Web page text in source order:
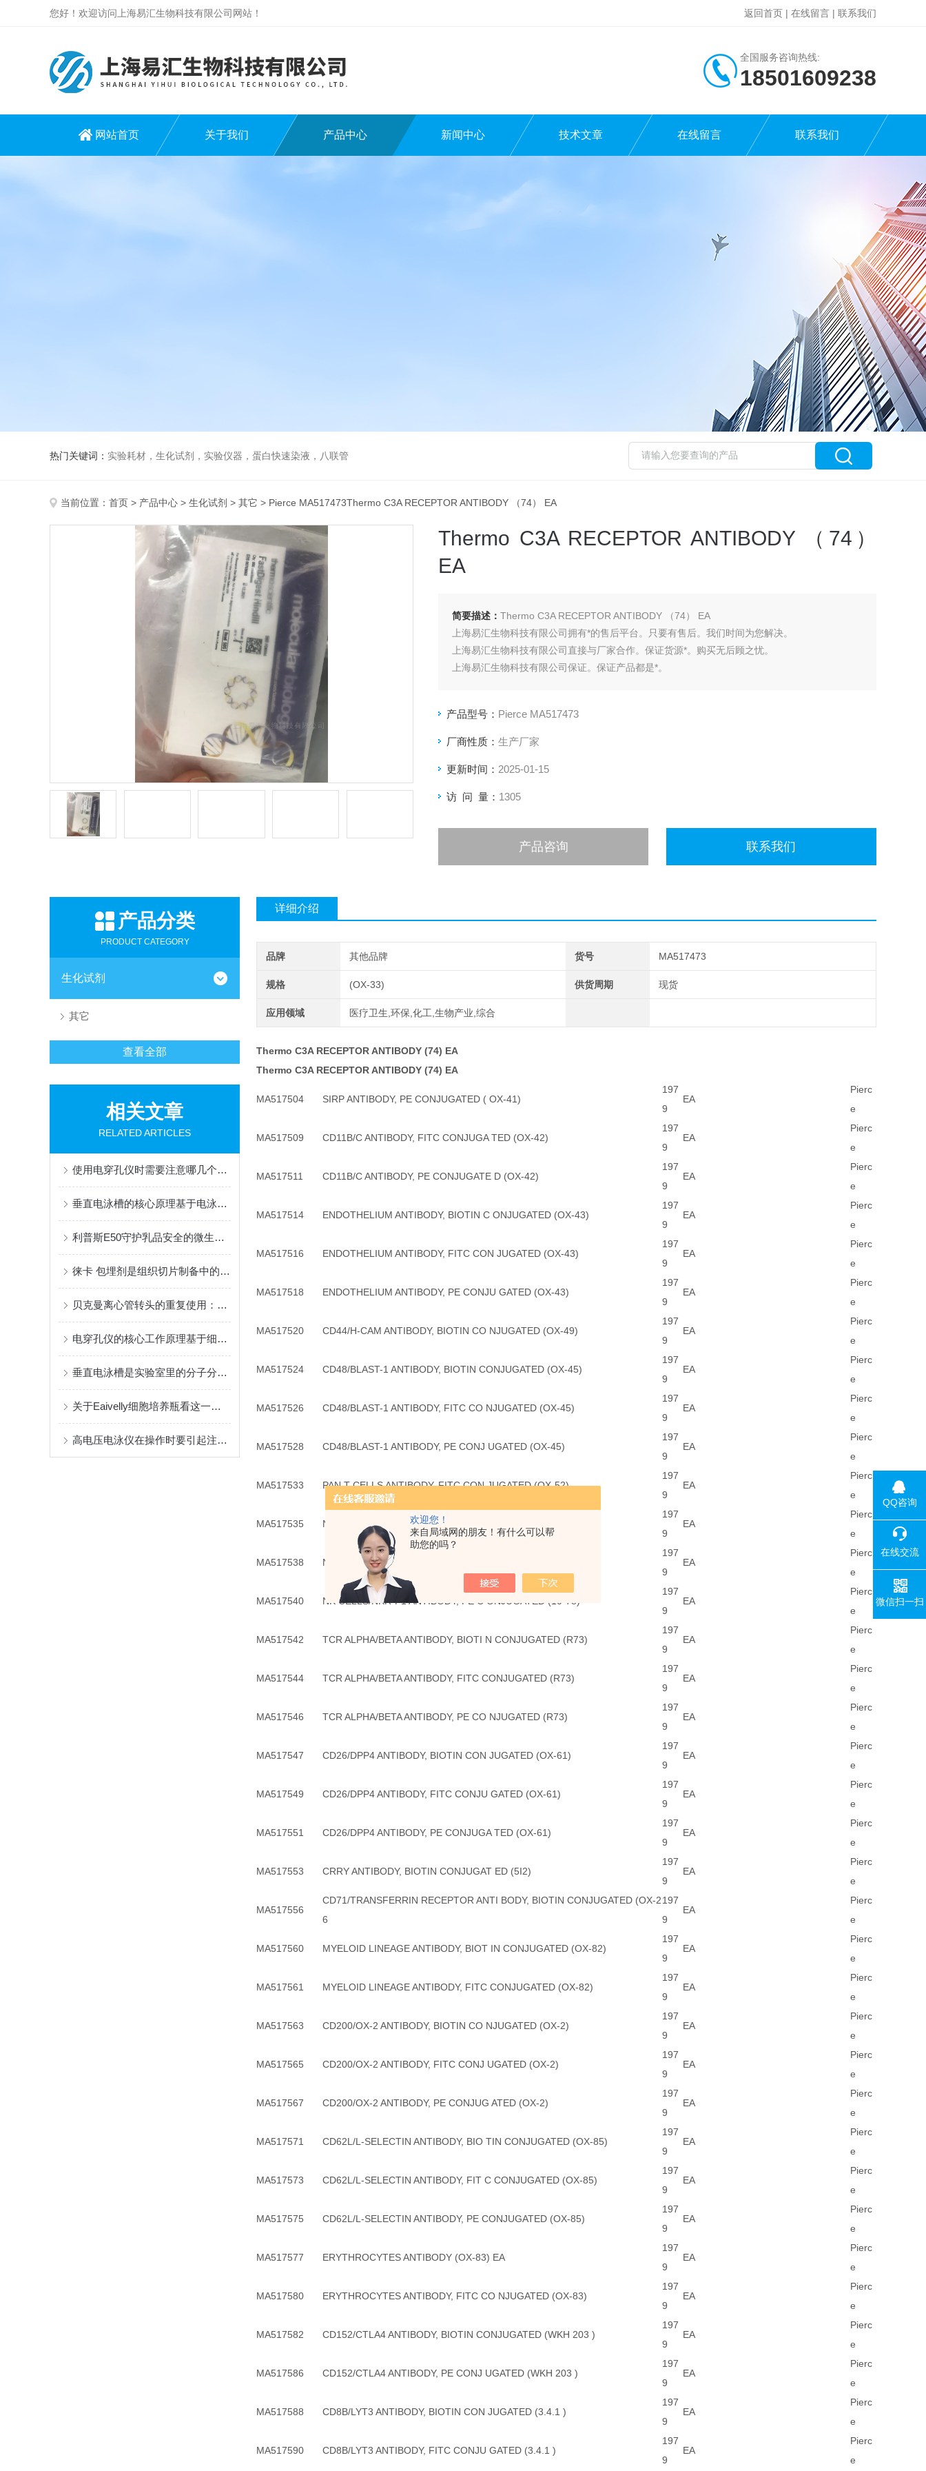
欢迎您！
来自局域网的朋友！有什么可以帮
助您的吗？
您好！欢迎访问上海易汇生物科技有限公司网站！ 返回首页 | 在线留言 | 联系我们
全国服务咨询热线:
18501609238
网站首页 关于我们 产品中心 新闻中心 技术文章 在线留言 联系我们
热门关键词： 实验耗材，生化试剂，实验仪器，蛋白快速染液，八联管
当前位置： 首页 > 产品中心 > 生化试剂 > 其它 > Pierce MA517473Thermo C3A RECEPTOR ANTIBODY （74） EA
Thermo C3A RECEPTOR ANTIBODY （74）
EA
简要描述： Thermo C3A RECEPTOR ANTIBODY （74） EA
上海易汇生物科技有限公司拥有*的售后平台。只要有售后。我们时间为您解决。
上海易汇生物科技有限公司直接与厂家合作。保证货源*。购买无后顾之忧。
上海易汇生物科技有限公司保证。保证产品都是*。
产品型号： Pierce MA517473
厂商性质： 生产厂家
更新时间： 2025-01-15
访 问 量： 1305
产品咨询 联系我们
产品分类
PRODUCT CATEGORY
生化试剂
其它
查看全部
相关文章
RELATED ARTICLES
使用电穿孔仪时需要注意哪几个方面？
垂直电泳槽的核心原理基于电泳现象
利普斯E50守护乳品安全的微生物哨兵
徕卡 包埋剂是组织切片制备中的关键角色
贝克曼离心管转头的重复使用：可行性与注意事项
电穿孔仪的核心工作原理基于细胞膜的电学特性
垂直电泳槽是实验室里的分子分离工具
关于Eaivelly细胞培养瓶看这一篇就够了
高电压电泳仪在操作时要引起注意的一些事项
详细介绍
品牌 其他品牌 货号 MA517473
规格 (OX-33) 供货周期 现货
应用领域 医疗卫生,环保,化工,生物产业,综合
Thermo C3A RECEPTOR ANTIBODY (74) EA
Thermo C3A RECEPTOR ANTIBODY (74) EA
MA517504 SIRP ANTIBODY, PE CONJUGATED ( OX-41)
197
9
EA
Pierc
e
MA517509 CD11B/C ANTIBODY, FITC CONJUGA TED (OX-42)
197
9
EA
Pierc
e
MA517511 CD11B/C ANTIBODY, PE CONJUGATE D (OX-42)
197
9
EA
Pierc
e
MA517514 ENDOTHELIUM ANTIBODY, BIOTIN C ONJUGATED (OX-43)
197
9
EA
Pierc
e
MA517516 ENDOTHELIUM ANTIBODY, FITC CON JUGATED (OX-43)
197
9
EA
Pierc
e
MA517518 ENDOTHELIUM ANTIBODY, PE CONJU GATED (OX-43)
197
9
EA
Pierc
e
MA517520 CD44/H-CAM ANTIBODY, BIOTIN CO NJUGATED (OX-49)
197
9
EA
Pierc
e
MA517524 CD48/BLAST-1 ANTIBODY, BIOTIN CONJUGATED (OX-45)
197
9
EA
Pierc
e
MA517526 CD48/BLAST-1 ANTIBODY, FITC CO NJUGATED (OX-45)
197
9
EA
Pierc
e
MA517528 CD48/BLAST-1 ANTIBODY, PE CONJ UGATED (OX-45)
197
9
EA
Pierc
e
MA517533 PAN T CELLS ANTIBODY, FITC CON JUGATED (OX-52)
197
9
EA
Pierc
e
MA517535 NK CELLS/NKR-P1 ANTIBODY (10-7 8)
197
9
EA
Pierc
e
MA517538 NK CELLS/NKR-P1 ANTIBODY, FITC CONJUGATED (10-78)
197
9
EA
Pierc
e
MA517540 NK CELLS/NKR-P1 ANTIBODY, PE C ONJUGATED (10-78)
197
9
EA
Pierc
e
MA517542 TCR ALPHA/BETA ANTIBODY, BIOTI N CONJUGATED (R73)
197
9
EA
Pierc
e
MA517544 TCR ALPHA/BETA ANTIBODY, FITC CONJUGATED (R73)
197
9
EA
Pierc
e
MA517546 TCR ALPHA/BETA ANTIBODY, PE CO NJUGATED (R73)
197
9
EA
Pierc
e
MA517547 CD26/DPP4 ANTIBODY, BIOTIN CON JUGATED (OX-61)
197
9
EA
Pierc
e
MA517549 CD26/DPP4 ANTIBODY, FITC CONJU GATED (OX-61)
197
9
EA
Pierc
e
MA517551 CD26/DPP4 ANTIBODY, PE CONJUGA TED (OX-61)
197
9
EA
Pierc
e
MA517553 CRRY ANTIBODY, BIOTIN CONJUGAT ED (5I2)
197
9
EA
Pierc
e
MA517556
CD71/TRANSFERRIN RECEPTOR ANTI BODY, BIOTIN CONJUGATED (OX-2
6
197
9
EA
Pierc
e
MA517560 MYELOID LINEAGE ANTIBODY, BIOT IN CONJUGATED (OX-82)
197
9
EA
Pierc
e
MA517561 MYELOID LINEAGE ANTIBODY, FITC CONJUGATED (OX-82)
197
9
EA
Pierc
e
MA517563 CD200/OX-2 ANTIBODY, BIOTIN CO NJUGATED (OX-2)
197
9
EA
Pierc
e
MA517565 CD200/OX-2 ANTIBODY, FITC CONJ UGATED (OX-2)
197
9
EA
Pierc
e
MA517567 CD200/OX-2 ANTIBODY, PE CONJUG ATED (OX-2)
197
9
EA
Pierc
e
MA517571 CD62L/L-SELECTIN ANTIBODY, BIO TIN CONJUGATED (OX-85)
197
9
EA
Pierc
e
MA517573 CD62L/L-SELECTIN ANTIBODY, FIT C CONJUGATED (OX-85)
197
9
EA
Pierc
e
MA517575 CD62L/L-SELECTIN ANTIBODY, PE CONJUGATED (OX-85)
197
9
EA
Pierc
e
MA517577 ERYTHROCYTES ANTIBODY (OX-83) EA
197
9
EA
Pierc
e
MA517580 ERYTHROCYTES ANTIBODY, FITC CO NJUGATED (OX-83)
197
9
EA
Pierc
e
MA517582 CD152/CTLA4 ANTIBODY, BIOTIN CONJUGATED (WKH 203 )
197
9
EA
Pierc
e
MA517586 CD152/CTLA4 ANTIBODY, PE CONJ UGATED (WKH 203 )
197
9
EA
Pierc
e
MA517588 CD8B/LYT3 ANTIBODY, BIOTIN CON JUGATED (3.4.1 )
197
9
EA
Pierc
e
MA517590 CD8B/LYT3 ANTIBODY, FITC CONJU GATED (3.4.1 )
197
9
EA
Pierc
e
QQ咨询
在线交流
微信扫一扫